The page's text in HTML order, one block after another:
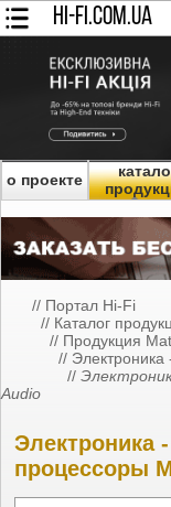
HI-FI.COM.UA
о проекте
// Портал Hi-Fi
// Каталог
// Продукция
//
//
Audio
Электроника
процессоры